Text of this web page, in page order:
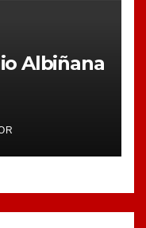
Albiñana